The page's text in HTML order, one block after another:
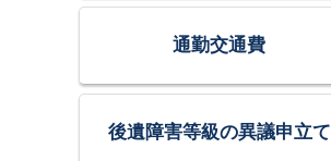
通勤交通費
後遺障害等級の異議申立て